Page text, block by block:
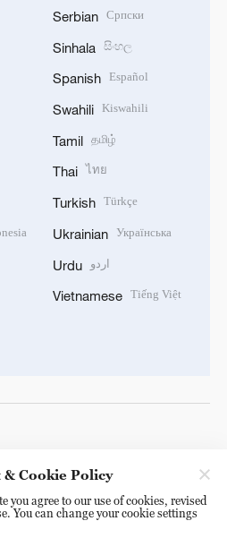
Serbian Српски
Sinhala සිංහල
Spanish Español
Swahili Kiswahili
Tamil தமிழ்
Thai ไทย
Turkish Türkçe
Ukrainian Українська
Urdu اردو
Vietnamese Tiếng Việt
Cookie Policy
agree to our use of cookies, revised
You can change your cookie settings